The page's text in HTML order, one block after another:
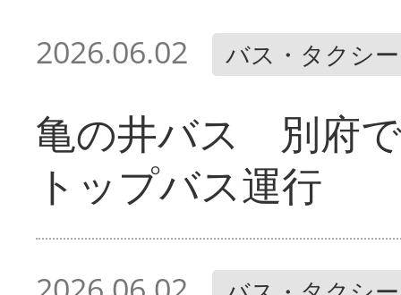
2026.06.02 バス・タクシー
亀の井バス 別府
トップバス運行